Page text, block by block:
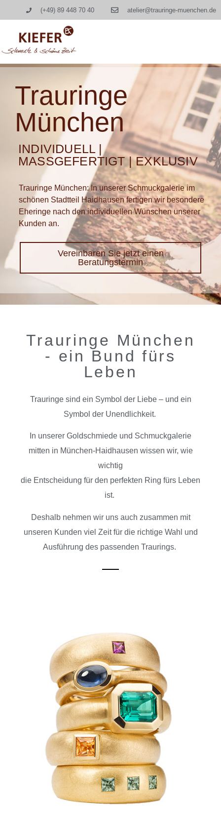
(+49) 89 448 70 40 atelier@trauringe-muenchen.de
Trauringe
München
INDIVIDUELL |
MASSGEFERTIGT | EXKLUSIV
Trauringe München: In unserer Schmuckgalerie im
schönen Stadtteil Haidhausen fertigen wir besondere
Eheringe nach den individuellen Wünschen unserer
Kunden an.
Vereinbaren Sie jetzt einen
Beratungstermin
Trauringe München
- ein Bund fürs
Leben
Trauringe sind ein Symbol der Liebe – und ein
Symbol der Unendlichkeit.
In unserer Goldschmiede und Schmuckgalerie
mitten in München-Haidhausen wissen wir, wie
wichtig
die Entscheidung für den perfekten Ring fürs Leben
ist.
Deshalb nehmen wir uns auch zusammen mit
unseren Kunden viel Zeit für die richtige Wahl und
Ausführung des passenden Traurings.